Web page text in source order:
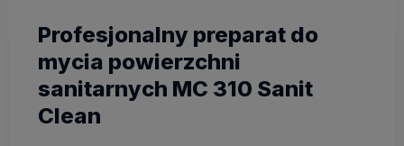
Profesjonalny preparat do
mycia powierzchni
sanitarnych MC 310 Sanit
Clean